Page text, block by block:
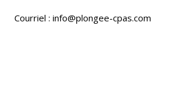
Courriel : info@plongee-cpas.com